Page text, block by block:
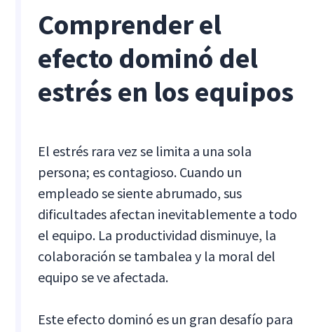
Comprender el
efecto dominó del
estrés en los equipos
El estrés rara vez se limita a una sola
persona; es contagioso. Cuando un
empleado se siente abrumado, sus
dificultades afectan inevitablemente a todo
el equipo. La productividad disminuye, la
colaboración se tambalea y la moral del
equipo se ve afectada.
Este efecto dominó es un gran desafío para